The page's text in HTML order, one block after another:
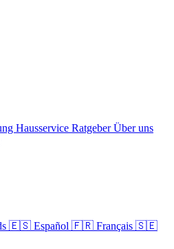
Hausservice RatgeberÜber uns
🇪🇸 Español 🇫🇷 Français 🇸🇪